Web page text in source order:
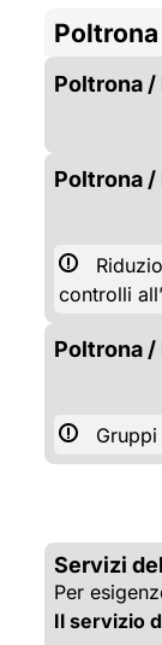
Poltrona
Poltrona /
Poltrona /
controlli
Poltrona /
Gruppi
Servizi
Per
Il servizio